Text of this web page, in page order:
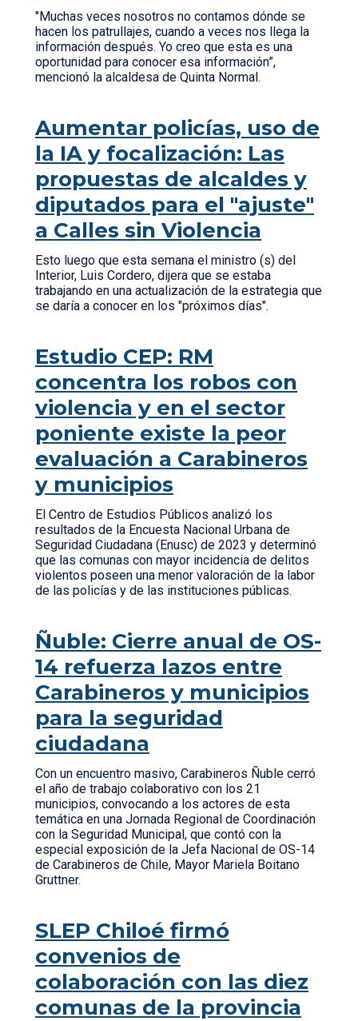
"Muchas veces nosotros no contamos dónde se
hacen los patrullajes, cuando a veces nos llega la
información después. Yo creo que esta es una
oportunidad para conocer esa información”,
mencionó la alcaldesa de Quinta Normal.
Aumentar policías, uso de
la IA y focalización: Las
propuestas de alcaldes y
diputados para el "ajuste"
a Calles sin Violencia
Esto luego que esta semana el ministro (s) del
Interior, Luis Cordero, dijera que se estaba
trabajando en una actualización de la estrategia que
se daría a conocer en los "próximos días".
Estudio CEP: RM
concentra los robos con
violencia y en el sector
poniente existe la peor
evaluación a Carabineros
y municipios
El Centro de Estudios Públicos analizó los
resultados de la Encuesta Nacional Urbana de
Seguridad Ciudadana (Enusc) de 2023 y determinó
que las comunas con mayor incidencia de delitos
violentos poseen una menor valoración de la labor
de las policías y de las instituciones públicas.
Ñuble: Cierre anual de OS-
14 refuerza lazos entre
Carabineros y municipios
para la seguridad
ciudadana
Con un encuentro masivo, Carabineros Ñuble cerró
el año de trabajo colaborativo con los 21
municipios, convocando a los actores de esta
temática en una Jornada Regional de Coordinación
con la Seguridad Municipal, que contó con la
especial exposición de la Jefa Nacional de OS-14
de Carabineros de Chile, Mayor Mariela Boitano
Gruttner.
SLEP Chiloé firmó
convenios de
colaboración con las diez
comunas de la provincia